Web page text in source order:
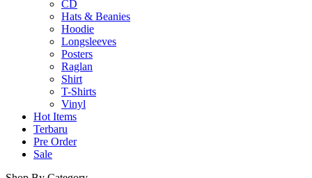
CD
Hats & Beanies
Hoodie
Longsleeves
Posters
Raglan
Shirt
T-Shirts
Vinyl
Hot Items
Terbaru
Pre Order
Sale